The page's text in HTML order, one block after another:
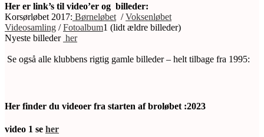
Her er link’s til video’er og billeder:
Korsørløbet 2017: Børneløbet /Voksenløbet
Videosamling /Fotoalbum1 (lidt ældre billeder)
Nyeste billeder her
Se også alle klubbens rigtig gamle billeder – helt tilbage fra 1995:
Her finder du videoer fra starten af broløbet :2023
video 1 se her